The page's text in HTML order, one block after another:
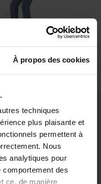
À propos des cookies
techniques
plus plaisante et
permettent à
Nous
analytiques pour
des
ce, de manière